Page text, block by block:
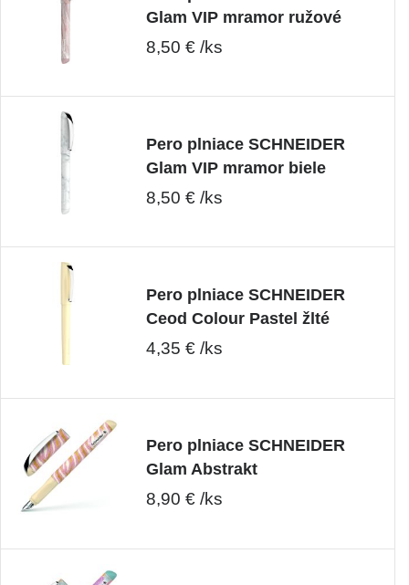
Glam VIP mramor ružové
8,50 € /ks
Pero plniace SCHNEIDER
Glam VIP mramor biele
8,50 € /ks
Pero plniace SCHNEIDER
Ceod Colour Pastel žlté
4,35 € /ks
Pero plniace SCHNEIDER
Glam Abstrakt
8,90 € /ks